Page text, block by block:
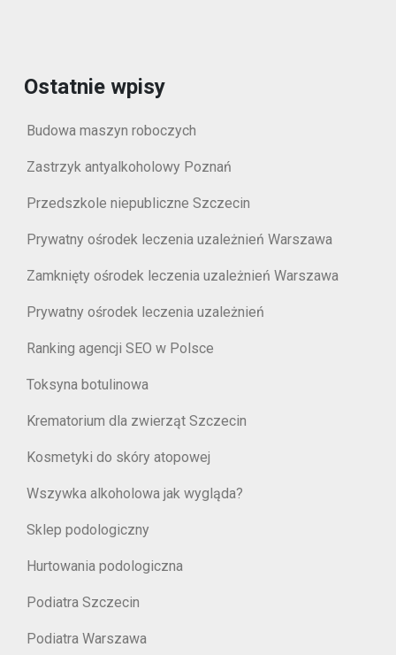
Ostatnie wpisy
Budowa maszyn roboczych
Zastrzyk antyalkoholowy Poznań
Przedszkole niepubliczne Szczecin
Prywatny ośrodek leczenia uzależnień Warszawa
Zamknięty ośrodek leczenia uzależnień Warszawa
Prywatny ośrodek leczenia uzależnień
Ranking agencji SEO w Polsce
Toksyna botulinowa
Krematorium dla zwierząt Szczecin
Kosmetyki do skóry atopowej
Wszywka alkoholowa jak wygląda?
Sklep podologiczny
Hurtowania podologiczna
Podiatra Szczecin
Podiatra Warszawa